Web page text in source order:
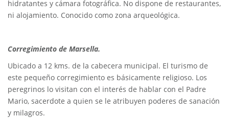
hidratantes y cámara fotográfica. No dispone de restaurantes,
ni alojamiento. Conocido como zona arqueológica.
Corregimiento de Marsella.
Ubicado a 12 kms. de la cabecera municipal. El turismo de
este pequeño corregimiento es básicamente religioso. Los
peregrinos lo visitan con el interés de hablar con el Padre
Mario, sacerdote a quien se le atribuyen poderes de sanación
y milagros.